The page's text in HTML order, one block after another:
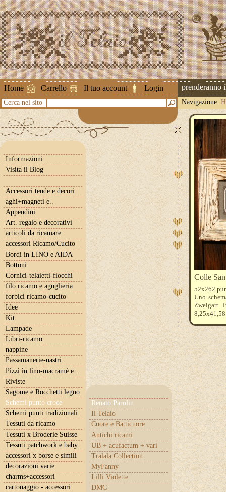
Home Carrello Il tuo account Login
Attenzione ! Le spedizioni riprenderanno il 2
Cerca nel sito Navigazione:
Informazioni
Visita il Blog
Accessori tende e decori
aghi+magneti e..
Appendini
Art. regalo e decorativi
articoli da ricamare
accessori Ricamo/Cucito
Bordi in LINO e AIDA
Bottoni
Cornici-telaietti-fiocchi
filo ricamo e aguglieria
forbici ricamo-cucito
Idee
Kit
Lampade
Libri-ricamo
nappine
Passamanerie-nastri
Pizzi in lino-macramè e..
Riviste
Sagome e Rocchetti legno
Schemi punto croce
Renato Parolin
Il Telaio
Cuore e Batticuore
Antichi ricami
UB + acufactum + vari
Tralala Collection
MyFanny
Lilli Violette
DMC
Schemi punti tradizionali
Tessuti da ricamo
Tessuti x Broderie Suisse
Tessuti patchwork e baby
accessori x borse e simili
decorazioni varie
charms+accessori
cartonaggio - accessori
Colle
52x262
Uno
Zweigart
8,25x41,58
con pois
934-520